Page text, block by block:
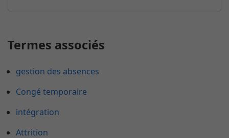
Termes associés
gestion des absences
Congé temporaire
intégration
Attrition